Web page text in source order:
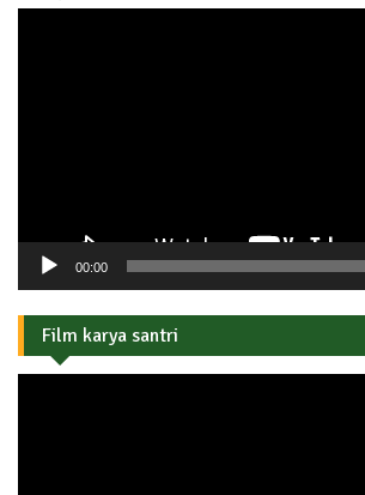
00:00
Film karya santri